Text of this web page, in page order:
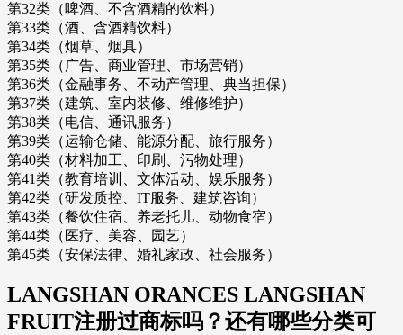
第32类（啤酒、不含酒精的饮料）
第33类（酒、含酒精饮料）
第34类（烟草、烟具）
第35类（广告、商业管理、市场营销）
第36类（金融事务、不动产管理、典当担保）
第37类（建筑、室内装修、维修维护）
第38类（电信、通讯服务）
第39类（运输仓储、能源分配、旅行服务）
第40类（材料加工、印刷、污物处理）
第41类（教育培训、文体活动、娱乐服务）
第42类（研发质控、IT服务、建筑咨询）
第43类（餐饮住宿、养老托儿、动物食宿）
第44类（医疗、美容、园艺）
第45类（安保法律、婚礼家政、社会服务）
LANGSHAN ORANCES LANGSHAN
FRUIT注册过商标吗？还有哪些分类可